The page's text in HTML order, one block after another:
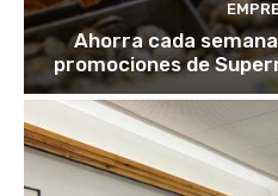
Ahorra cada
promociones de